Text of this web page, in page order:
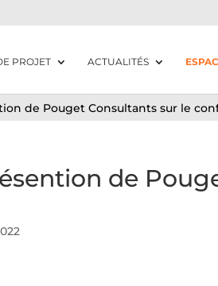
de Pouget Consultants sur le
PROJET ACTUALITÉS
de